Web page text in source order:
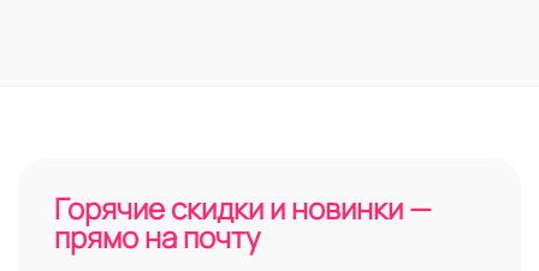
Горячие скидки и новинки —
прямо на почту